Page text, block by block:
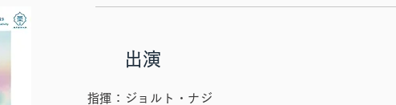
​出演
​指揮：ジョルト・ナジ